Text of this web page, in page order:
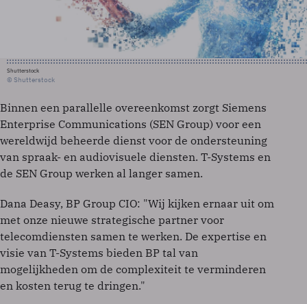
Shutterstock
© Shutterstock
Binnen een parallelle overeenkomst zorgt Siemens
Enterprise Communications (SEN Group) voor een
wereldwijd beheerde dienst voor de ondersteuning
van spraak- en audiovisuele diensten. T-Systems en
de SEN Group werken al langer samen.
Dana Deasy, BP Group CIO: "Wij kijken ernaar uit om
met onze nieuwe strategische partner voor
telecomdiensten samen te werken. De expertise en
visie van T-Systems bieden BP tal van
mogelijkheden om de complexiteit te verminderen
en kosten terug te dringen."